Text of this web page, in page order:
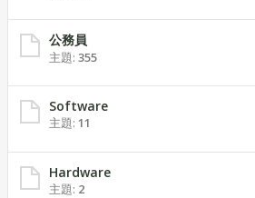
公務員
主題: 355
Software
主題: 11
Hardware
主題: 2